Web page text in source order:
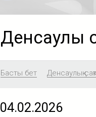
Денсаулық
Басты бет Денсаулық
04.02.2026